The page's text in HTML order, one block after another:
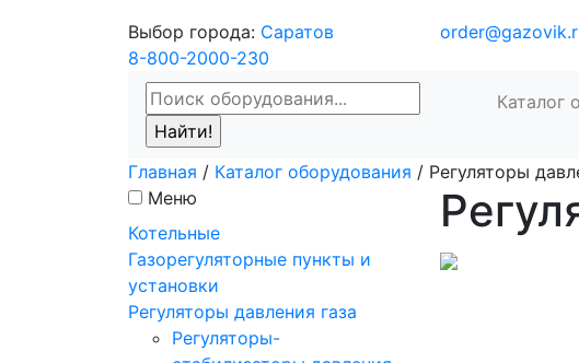
Выбор города: Саратов
8-800-2000-230
Каталог
Главная / Каталог оборудования / Регуляторы
Меню
Котельные
Газорегуляторные пункты и
установки
Регуляторы давления газа
Регуляторы-